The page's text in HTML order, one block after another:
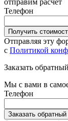
отправим расчет
Телефон
Получить
Отправляя эту
с Политикой
Заказать
Мы с вами в
Телефон
Заказать обратный